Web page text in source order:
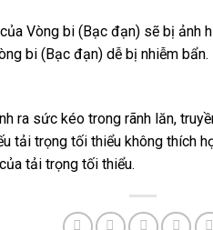
Vòng bi (Bạc đạn) sẽ bị
bi (Bạc đạn) dễ bị nhiễm
ra sức kéo trong rãnh lăn,
tải trọng tối thiểu không thích
tải trọng tối thiểu.